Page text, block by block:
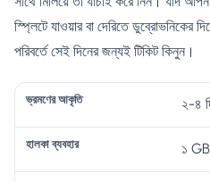
স্প্লিটে যাওয়ার বা দেরিতে ডুব্রোভনিকের
পরিবর্তে সেই দিনের জন্যই টিকিট কিনুন।
ভ্র
ম
হা
ল
বে
র
রী
ন
সু
পা
রি
২-৪
১ GB